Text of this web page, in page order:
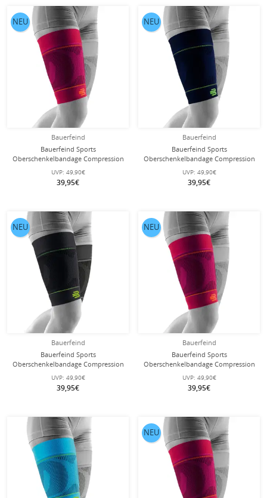
Bauerfeind
Bauerfeind Sports
Oberschenkelbandage Compression
Sleeves Upper Leg Long - pink - 2
Stück
UVP: 49,90€
39,95€
NEU
Bauerfeind
Bauerfeind Sports
Oberschenkelbandage Compression
Sleeves Upper Leg Long - navyblau -
2 Stück
UVP: 49,90€
39,95€
NEU
Bauerfeind
Bauerfeind Sports
Oberschenkelbandage Compression
Sleeves Upper Leg Short - schwarz -
2 Stück
UVP: 49,90€
39,95€
NEU
Bauerfeind
Bauerfeind Sports
Oberschenkelbandage Compression
Sleeves Upper Leg Short - pink - 2
Stück
UVP: 49,90€
39,95€
NEU
NEU